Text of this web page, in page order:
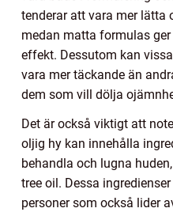
tenderar att vara mer lätta
medan matta formulas
effekt. Dessutom kan
vara mer täckande än
dem som vill dölja
Det är också viktigt att
oljig hy kan innehålla
behandla och lugna
tree oil. Dessa
personer som också lider